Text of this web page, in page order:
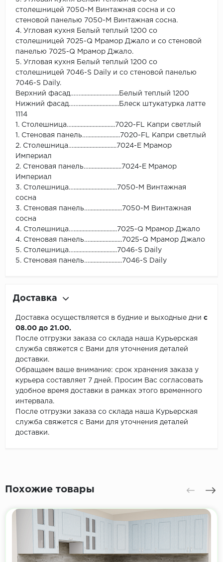
столешницей 7050-М Винтажная сосна и со
стеновой панелью 7050-М Винтажная сосна.
4. Угловая кухня Белый теплый 1200 со
столешницей 7025-Q Мрамор Джало и со стеновой
панелью 7025-Q Мрамор Джало.
5. Угловая кухня Белый теплый 1200 со
столешницей 7046-S Daily и со стеновой панелью
7046-S Daily.
Верхний фасад……..........................Белый теплый 1200
Нижний фасад……...........................Блеск штукатурка латте
1114
1. Столешница….............................7020-FL Капри светлый
1. Стеновая панель…......................7020-FL Капри светлый
2. Столешница….............................7024-Е Мрамор
Империал
2. Стеновая панель…......................7024-Е Мрамор
Империал
3. Столешница….............................7050-М Винтажная
сосна
3. Стеновая панель…......................7050-М Винтажная
сосна
4. Столешница….............................7025-Q Мрамор Джало
4. Стеновая панель…......................7025-Q Мрамор Джало
5. Столешница….............................7046-S Daily
5. Стеновая панель…......................7046-S Daily
Доставка
Доставка осуществляется в будние и выходные дни с
08.00 до 21.00.
После отгрузки заказа со склада наша Курьерская
служба свяжется с Вами для уточнения деталей
доставки.
Обращаем ваше внимание: срок хранения заказа у
курьера составляет 7 дней. Просим Вас согласовать
удобное время доставки в рамках этого временного
интервала.
После отгрузки заказа со склада наша Курьерская
служба свяжется с Вами для уточнения деталей
доставки.
Похожие товары